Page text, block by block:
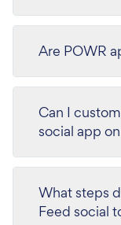
Are POWR
Can I
social app
What steps
Feed social